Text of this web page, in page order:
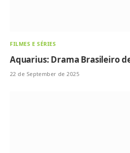
FILMES E SÉRIES
Aquarius: Drama Brasileiro
22 de September de 2025